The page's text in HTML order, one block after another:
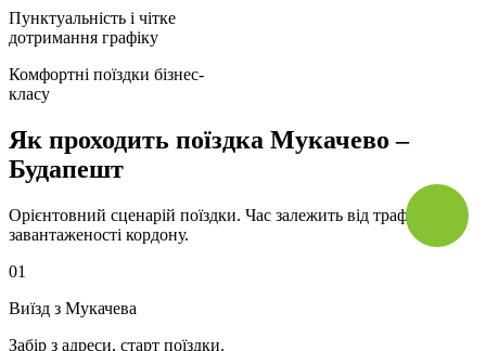
Пунктуальність і чітке
дотримання графіку
Комфортні поїздки бізнес-
класу
Як проходить поїздка Мукачево –
Будапешт
Орієнтовний сценарій поїздки. Час залежить від трафіку та
завантаженості кордону.
01
Виїзд з Мукачева
Забір з адреси, старт поїздки.